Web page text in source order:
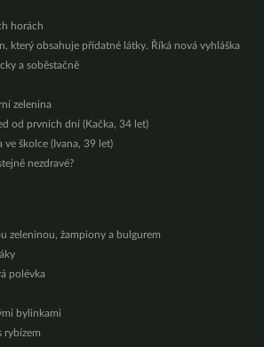
horách
který obsahuje přídatné látky. Říká nová vyhláška
a soběstačně
zelenina
od prvních dní (Kačka, 34 let)
ve školce (Ivana, 39 let)
nezdravé?
zeleninou, žampiony a bulgurem
polévka
bylinkami
rybízem